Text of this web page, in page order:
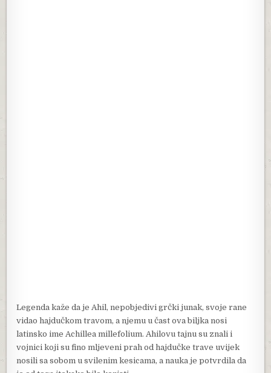
Legenda kaže da je Ahil, nepobjedivi grčki junak, svoje rane
vidao hajdučkom travom, a njemu u čast ova biljka nosi
latinsko ime Achillea millefolium. Ahilovu tajnu su znali i
vojnici koji su fino mljeveni prah od hajdučke trave uvijek
nosili sa sobom u svilenim kesicama, a nauka je potvrdila da